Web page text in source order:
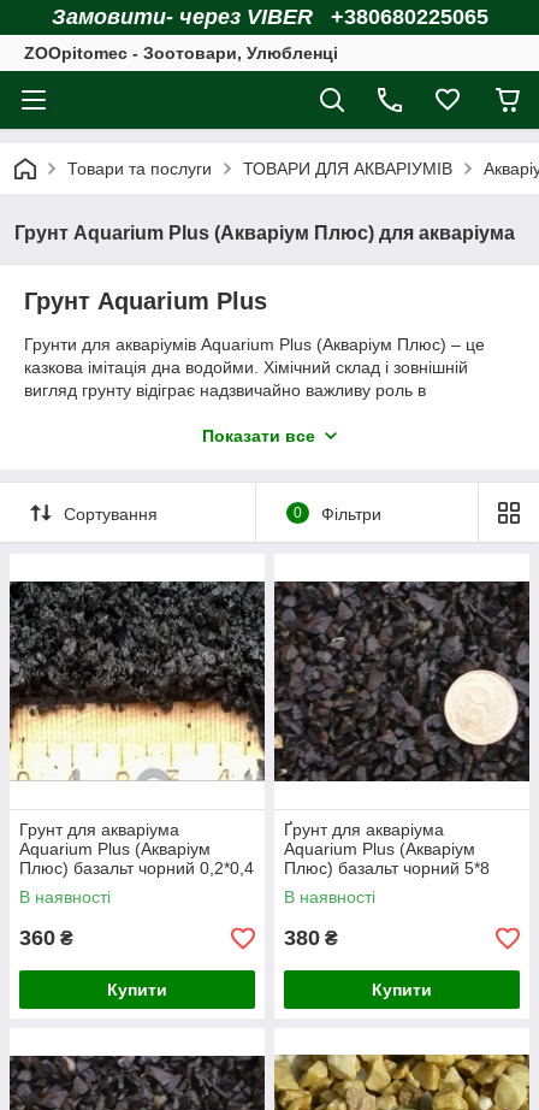
Замовити- через VIBER +380680225065
ZOOpitomec - Зоотовари, Улюбленці
Товари та послуги ТОВАРИ ДЛЯ АКВАРІУМІВ
Грунт Aquarium Plus (Акваріум Плюс) для акваріума
Грунт Aquarium Plus
Грунти для акваріумів Aquarium Plus (Акваріум Плюс) – це
казкова імітація дна водойми. Хімічний склад і зовнішній
вигляд грунту відіграє надзвичайно важливу роль в
прикрасити й урізноманітнити Ваш акваріум. Акваріум Плюс
Вибір за вами!
Показати все
Сортування 0 Фільтри
Грунт для акваріума
Aquarium Plus (Акваріум
Плюс) базальт чорний 0,2*0,4
мм, 10 кг
В наявності
360 ₴
Купити
Ґрунт для акваріума
Aquarium Plus (Акваріум
Плюс) базальт чорний 5*8
мм, 10 кг
В наявності
380 ₴
Купити